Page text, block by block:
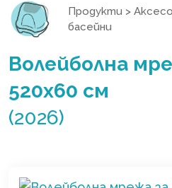
Продукти >
басейни
Волейболна
520х60 см
(2026)